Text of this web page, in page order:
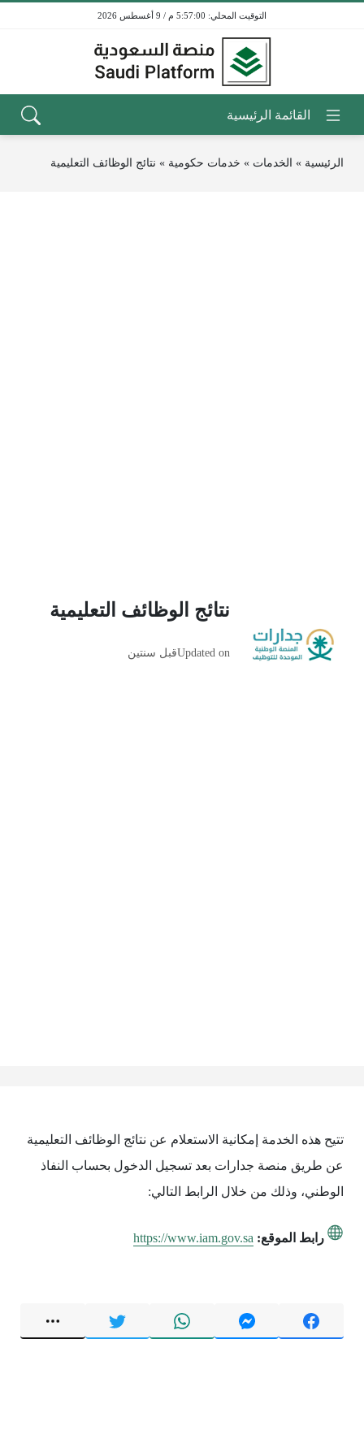
5:57:00 م / 9 أغسطس 2026
الرئيسية » الخدمات » خدمات حكومية » نتائج الوظائف التعليمية
نتائج الوظائف التعليمية
Updated onقبل سنتين
تتيح هذه الخدمة إمكانية الاستعلام عن نتائج الوظائف التعليمية
عن طريق منصة جدارات بعد تسجيل الدخول بحساب النفاذ
الوطني، وذلك من خلال الرابط التالي:
رابط الموقع: https://www.iam.gov.sa